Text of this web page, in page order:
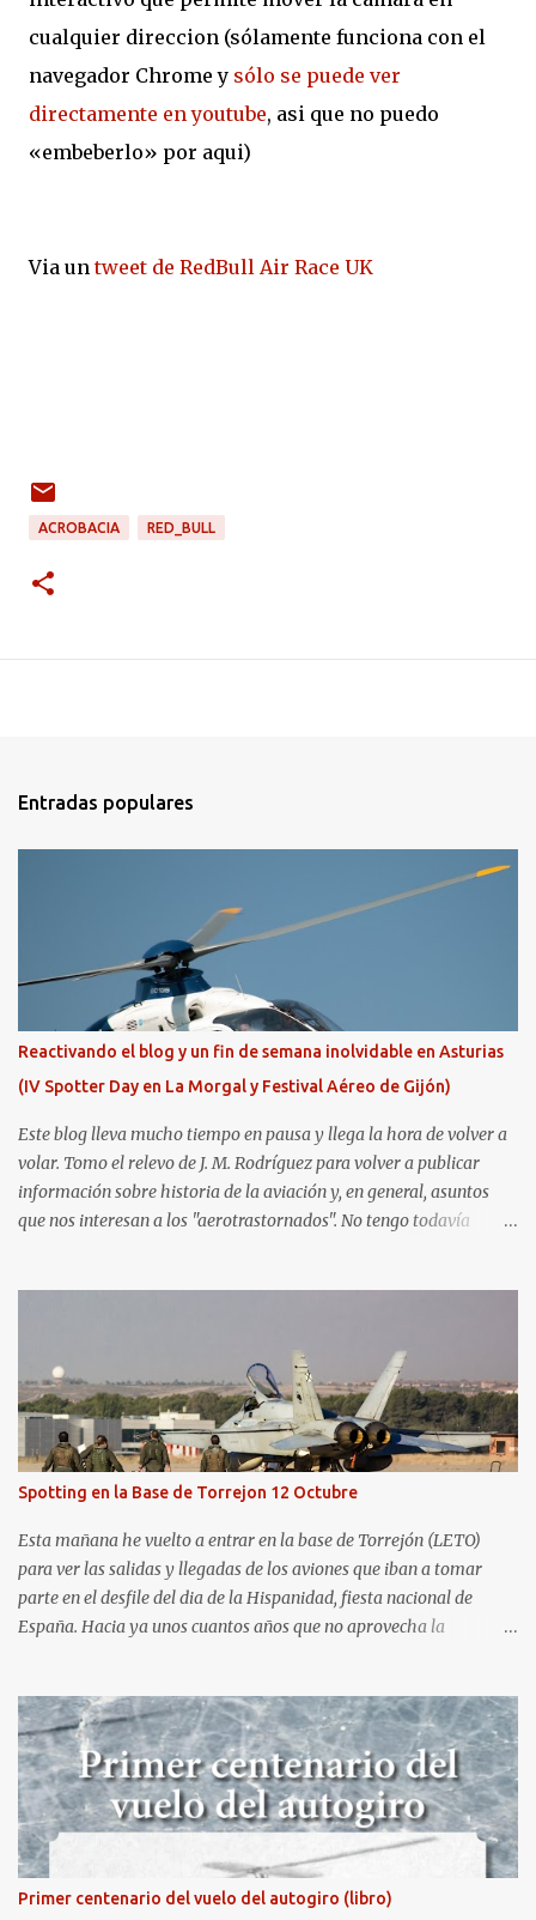
cualquier direccion (sólamente funciona con el
navegador Chrome y sólo se puede ver
directamente en youtube, asi que no puedo
«embeberlo» por aqui)
Via untweet de RedBull Air Race UK
ACROBACIA RED_BULL
Entradas populares
Reactivando el blog y un fin de semana inolvidable en Asturias
(IV Spotter Day en La Morgal y Festival Aéreo de Gijón)
Este blog lleva mucho tiempo en pausa y llega la hora de volver a
volar. Tomo el relevo de J. M. Rodríguez para volver a publicar
información sobre historia de la aviación y, en general, asuntos
que nos interesan a los "aerotrastornados". No tengo todavía
Aerospotters Principado a una genial sesión fotográfica en el
aeródromo de La Morgal (todavía no he tenido tiempo de
procesar esas imágenes). Al día siguiente, asistí al Festival Aéreo de
Gijón . He aquí algunas de las tomas que realicé este pasado
domingo.
Spotting en la Base de Torrejon 12 Octubre
Esta mañana he vuelto a entrar en la base de Torrejón (LETO)
para ver las salidas y llegadas de los aviones que iban a tomar
parte en el desfile del dia de la Hispanidad, fiesta nacional de
España. Hacia ya unos cuantos años que no aprovecha la
cercano en la senda de aterrizaje) pero... no es lo mismo :-) La cita
comenzaba a las 8:30 de la mañana en el control de seguridad de
la base militar con mas de 100 personas haciendo cola para
identificarnos antes de acceder. Una vez dentro, como otras
ocasiones, hemos dejado los coches en una zona común desde la
que nos han trasladado en autobuses por el interior de la base. La
primera parada ha sido en la plataforma al lado de donde estaban
aparcados los F18 y donde también había un veterano F4 Phantom
Primer centenario del vuelo del autogiro (libro)